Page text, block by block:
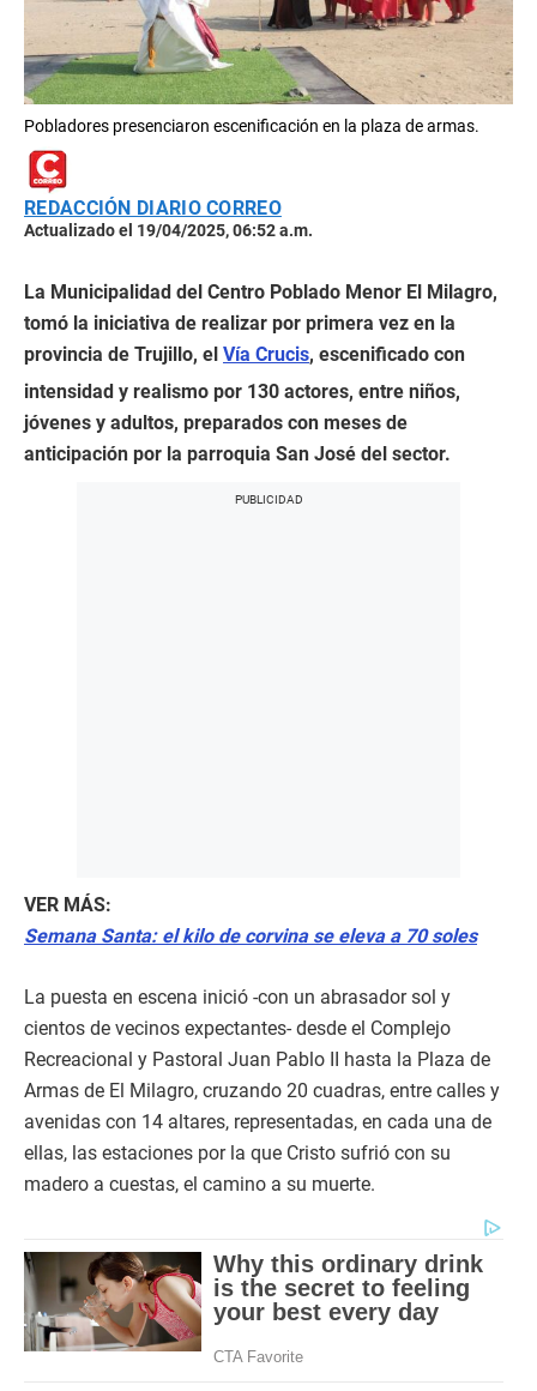
Pobladores presenciaron escenificación en la plaza de armas.
REDACCIÓN DIARIO CORREO
Actualizado el 19/04/2025, 06:52 a.m.
La Municipalidad del Centro Poblado Menor El Milagro,
tomó la iniciativa de realizar por primera vez en la
provincia de Trujillo, el Vía Crucis, escenificado con
intensidad y realismo por 130 actores, entre niños,
jóvenes y adultos, preparados con meses de
anticipación por la parroquia San José del sector.
VER MÁS:
Semana Santa: el kilo de corvina se eleva a 70 soles
La puesta en escena inició -con un abrasador sol y
cientos de vecinos expectantes- desde el Complejo
Recreacional y Pastoral Juan Pablo II hasta la Plaza de
Armas de El Milagro, cruzando 20 cuadras, entre calles y
avenidas con 14 altares, representadas, en cada una de
ellas, las estaciones por la que Cristo sufrió con su
madero a cuestas, el camino a su muerte.